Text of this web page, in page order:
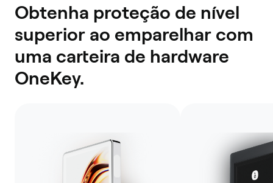
Obtenha proteção de nível
superior ao emparelhar com
uma carteira de hardware
OneKey.